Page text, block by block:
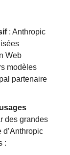
: Anthropic
Web
modèles
partenaire
des grandes
: